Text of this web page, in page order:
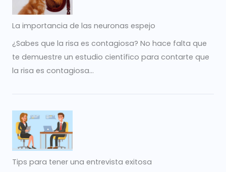
La importancia de las neuronas espejo
¿Sabes que la risa es contagiosa? No hace falta que
te demuestre un estudio científico para contarte que
la risa es contagiosa…
Tips para tener una entrevista exitosa